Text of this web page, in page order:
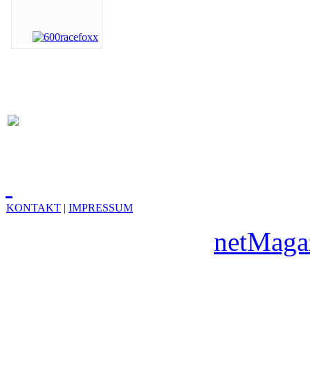
KONTAKT | IMPRESSUM